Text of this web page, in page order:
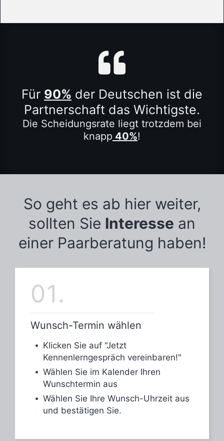
Für 90% der Deutschen ist die
Partnerschaft das Wichtigste.
Die Scheidungsrate liegt trotzdem bei
knapp 40%!
So geht es ab hier weiter,
sollten Sie Interesse an
einer Paarberatung haben!
01.
Wunsch-Termin wählen
Klicken Sie auf "Jetzt
Kennenlerngespräch vereinbaren!"
Wählen Sie im Kalender Ihren
Wunschtermin aus
Wählen Sie Ihre Wunsch-Uhrzeit aus
und bestätigen Sie.